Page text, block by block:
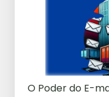
O Poder do E-